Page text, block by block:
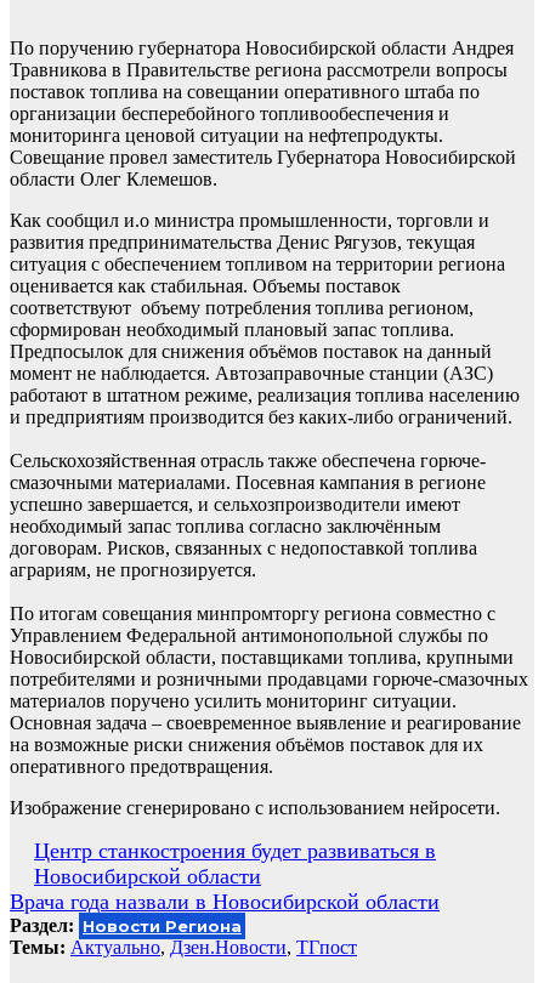
По поручению губернатора Новосибирской области Андрея
Травникова в Правительстве региона рассмотрели вопросы
поставок топлива на совещании оперативного штаба по
организации бесперебойного топливообеспечения и
мониторинга ценовой ситуации на нефтепродукты.
Совещание провел заместитель Губернатора Новосибирской
области Олег Клемешов.
Как сообщил и.о министра промышленности, торговли и
развития предпринимательства Денис Рягузов, текущая
ситуация с обеспечением топливом на территории региона
оценивается как стабильная. Объемы поставок
соответствуют объему потребления топлива регионом,
сформирован необходимый плановый запас топлива.
Предпосылок для снижения объёмов поставок на данный
момент не наблюдается. Автозаправочные станции (АЗС)
работают в штатном режиме, реализация топлива населению
и предприятиям производится без каких-либо ограничений.
Сельскохозяйственная отрасль также обеспечена горюче-
смазочными материалами. Посевная кампания в регионе
успешно завершается, и сельхозпроизводители имеют
необходимый запас топлива согласно заключённым
договорам. Рисков, связанных с недопоставкой топлива
аграриям, не прогнозируется.
По итогам совещания минпромторгу региона совместно с
Управлением Федеральной антимонопольной службы по
Новосибирской области, поставщиками топлива, крупными
потребителями и розничными продавцами горюче-смазочных
материалов поручено усилить мониторинг ситуации.
Основная задача – своевременное выявление и реагирование
на возможные риски снижения объёмов поставок для их
оперативного предотвращения.
​​​​​​​Изображение сгенерировано с использованием нейросети.
Навигация
по
записям
Центр станкостроения будет развиваться в
Новосибирской области
Врача года назвали в Новосибирской области
Раздел: Новости Региона
Темы: Актуально, Дзен.Новости, ТГпост